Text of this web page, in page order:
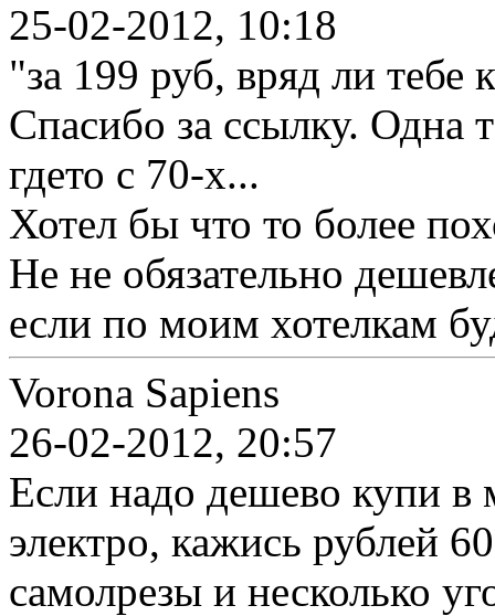
25-02-2012, 10:18
"за 199 руб, вряд ли тебе
Спасибо за ссылку. Одна
гдето с 70-х...
Хотел бы что то более
Не не обязательно
если по моим хотелкам
Vorona Sapiens
26-02-2012, 20:57
Если надо дешево купи в
электро, кажись рублей
самолрезы и несколько